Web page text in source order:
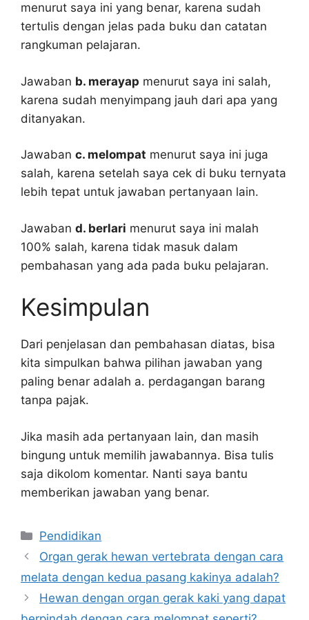
menurut saya ini yang benar, karena sudah
tertulis dengan jelas pada buku dan catatan
rangkuman pelajaran.
Jawaban b. merayap menurut saya ini salah,
karena sudah menyimpang jauh dari apa yang
ditanyakan.
Jawaban c. melompat menurut saya ini juga
salah, karena setelah saya cek di buku ternyata
lebih tepat untuk jawaban pertanyaan lain.
Jawaban d. berlari menurut saya ini malah
100% salah, karena tidak masuk dalam
pembahasan yang ada pada buku pelajaran.
Kesimpulan
Dari penjelasan dan pembahasan diatas, bisa
kita simpulkan bahwa pilihan jawaban yang
paling benar adalah a. perdagangan barang
tanpa pajak.
Jika masih ada pertanyaan lain, dan masih
bingung untuk memilih jawabannya. Bisa tulis
saja dikolom komentar. Nanti saya bantu
memberikan jawaban yang benar.
Kategori
Pendidikan
Organ gerak hewan vertebrata dengan cara
melata dengan kedua pasang kakinya adalah?
Hewan dengan organ gerak kaki yang dapat